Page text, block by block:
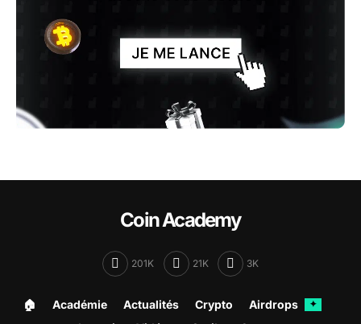
Coin Academy
201K 21K 3K
🏠︎ Académie Actualités Crypto Airdrops ✦